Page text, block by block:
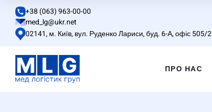
+38 (063) 963-00-00
med_lg@ukr.net
02141, м. Київ, вул. Руденко Лариси, буд. 6-А, офіс 505/2
ПРО НАС